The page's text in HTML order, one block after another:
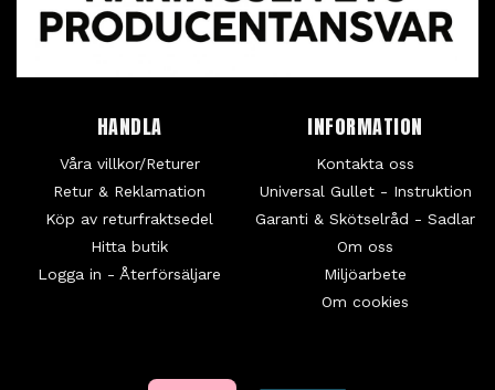
HANDLA
Våra villkor/Returer
Retur & Reklamation
Köp av returfraktsedel
Hitta butik
Logga in - Återförsäljare
INFORMATION
Kontakta oss
Universal Gullet - Instruktion
Garanti & Skötselråd - Sadlar
Om oss
Miljöarbete
Om cookies